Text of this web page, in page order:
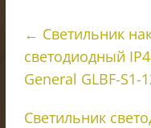
← Светильник
светодиодный
General GLBF-S1-
Светильник